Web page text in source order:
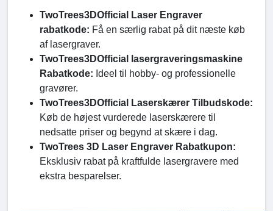
TwoTrees3DOfficial Laser Engraver
rabatkode: Få en særlig rabat på dit næste køb
af lasergraver.
TwoTrees3DOfficial lasergraveringsmaskine
Rabatkode: Ideel til hobby- og professionelle
gravører.
TwoTrees3DOfficial Laserskærer Tilbudskode:
Køb de højest vurderede laserskærere til
nedsatte priser og begynd at skære i dag.
TwoTrees 3D Laser Engraver Rabatkupon:
Eksklusiv rabat på kraftfulde lasergravere med
ekstra besparelser.